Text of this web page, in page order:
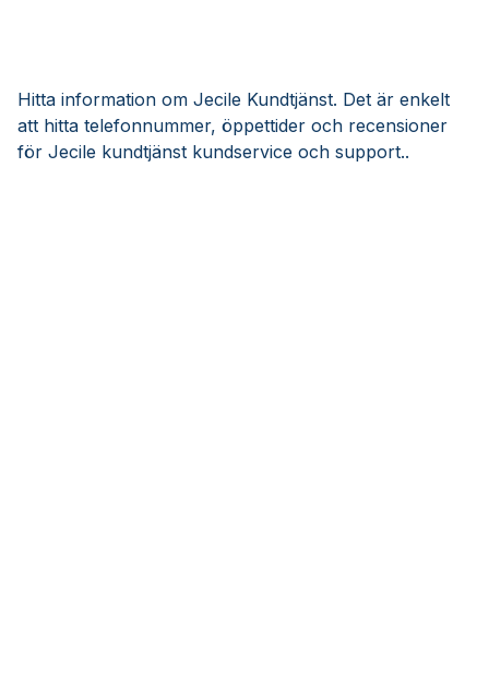
Hitta information om Jecile Kundtjänst. Det är enkelt
att hitta telefonnummer, öppettider och recensioner
för Jecile kundtjänst kundservice och support..